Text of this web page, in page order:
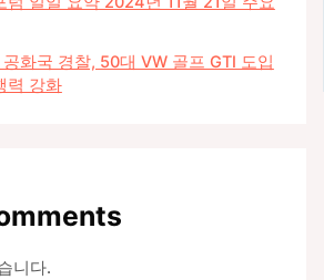
화국 경찰, 50대 VW 골프 GTI 도입
력 강화
니다.